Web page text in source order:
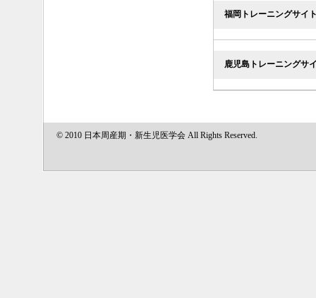
福岡トレーニングサイ
鹿児島トレーニングサ
© 2010 日本周産期・新生児医学会 All Rights Reserved.